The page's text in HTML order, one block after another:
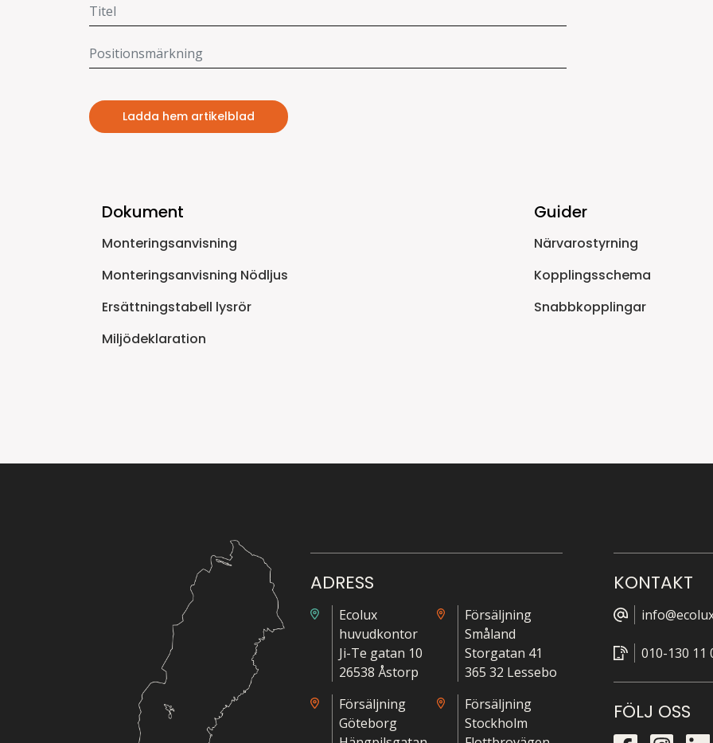
Ladda hem artikelblad
Dokument
Monteringsanvisning
Monteringsanvisning Nödljus
Ersättningstabell lysrör
Miljödeklaration
Guider
Närvarostyrning
Kopplingsschema
Snabbkopplingar
ADRESS
Ecolux
huvudkontor
Ji-Te gatan 10
26538 Åstorp
Försäljning
Småland
Storgatan 41
365 32 Lessebo
Försäljning
Göteborg
Försäljning
Stockholm
KONTAKT
010-130 11
FÖLJ OSS